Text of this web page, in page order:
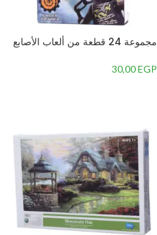
مجموعة 24 قطعة من ألعاب الأصابع
30,00EGP